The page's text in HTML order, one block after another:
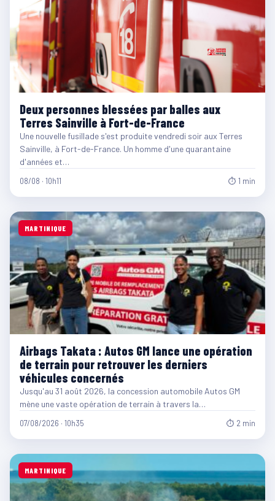
Deux personnes blessées par balles aux
Terres Sainville à Fort-de-France
Une nouvelle fusillade s'est produite vendredi soir aux Terres
Sainville, à Fort-de-France. Un homme d'une quarantaine
d'années et…
08/08 · 10h11 ⏱ 1 min
MARTINIQUE
Airbags Takata : Autos GM lance une opération
de terrain pour retrouver les derniers
véhicules concernés
Jusqu'au 31 août 2026, la concession automobile Autos GM
mène une vaste opération de terrain à travers la…
07/08/2026 · 10h35 ⏱ 2 min
MARTINIQUE